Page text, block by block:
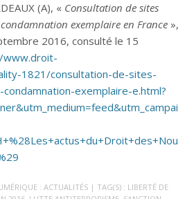
(A), « Consultation de sites
exemplaire en France »,
2016, consulté le 15
1821/consultation-de-sites-
exemplaire-e.html?
: ACTUALITÉS | TAG(S) : LIBERTÉ DE